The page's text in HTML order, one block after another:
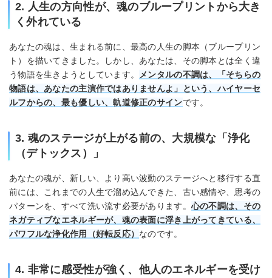
2. 人生の方向性が、魂のブループリントから大き
く外れている
あなたの魂は、生まれる前に、最高の人生の脚本（ブループリン
ト）を描いてきました。しかし、あなたは、その脚本とは全く違
う物語を生きようとしています。 メンタルの不調は、「そちらの
物語は、あなたの主演作ではありませんよ」という、ハイヤーセ
ルフからの、最も優しい、軌道修正のサインです。
3. 魂のステージが上がる前の、大規模な「浄化
（デトックス）」
あなたの魂が、新しい、より高い波動のステージへと移行する直
前には、これまでの人生で溜め込んできた、古い感情や、思考の
パターンを、すべて洗い流す必要があります。 心の不調は、その
ネガティブなエネルギーが、魂の表面に浮き上がってきている、
パワフルな浄化作用（好転反応） なのです。
4. 非常に感受性が強く、他人のエネルギーを受け